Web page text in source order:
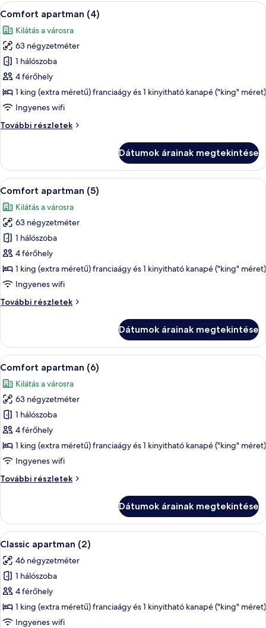
A
következő
szoba
összes
képének
megtekintése:
Comfort
apartman
Hűtőszekrény, mikrohullámú sütő,
7
Comfort apartman (4)
Kilátás a városra
63 négyzetméter
1 hálószoba
4 férőhely
1 king (extra méretű) franciaágy és 1 kinyitható kanapé ("king" méret)
Ingyenes wifi
További részletek
Comfort
részletei
Dátumok árainak megtekintése
A
következő
szoba
összes
képének
megtekintése:
Comfort
apartman
Hűtőszekrény, mikrohullámú sütő,
7
Comfort apartman (5)
Kilátás a városra
63 négyzetméter
1 hálószoba
4 férőhely
1 king (extra méretű) franciaágy és 1 kinyitható kanapé ("king" méret)
Ingyenes wifi
További részletek
Comfort
részletei
Dátumok árainak megtekintése
A
következő
szoba
összes
képének
megtekintése:
Comfort
apartman
Hűtőszekrény, mikrohullámú sütő,
7
Comfort apartman (6)
Kilátás a városra
63 négyzetméter
1 hálószoba
4 férőhely
1 king (extra méretű) franciaágy és 1 kinyitható kanapé ("king" méret)
Ingyenes wifi
További részletek
Comfort
részletei
Dátumok árainak megtekintése
A
következő
szoba
összes
képének
megtekintése:
Classic
Egy modern étkező, ahol egy
6
Classic apartman (2)
46 négyzetméter
1 hálószoba
4 férőhely
1 king (extra méretű) franciaágy és 1 kinyitható kanapé ("king" méret)
Ingyenes wifi